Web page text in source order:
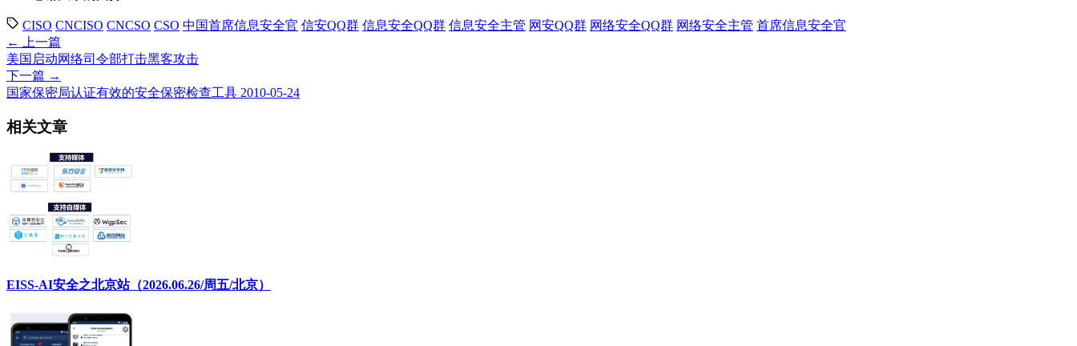
CISO CNCISO CNCSO CSO 中国首席信息安全官 信安QQ群 信息安全QQ群 信息安全主管 网安QQ群 网络安全QQ群 网络安全主管 首席信息安全官
← 上一篇
美国启动网络司令部打击黑客攻击
下一篇 →
国家保密局认证有效的安全保密检查工具 2010-05-24
相关文章
EISS-AI安全之北京站（2026.06.26/周五/北京）